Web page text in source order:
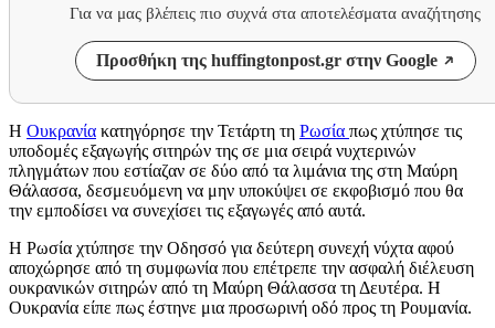
Για να μας βλέπεις πιο συχνά στα αποτελέσματα αναζήτησης
Προσθήκη της huffingtonpost.gr στην Google
Η Ουκρανία κατηγόρησε την Τετάρτη τη Ρωσία πως χτύπησε τις
υποδομές εξαγωγής σιτηρών της σε μια σειρά νυχτερινών
πληγμάτων που εστίαζαν σε δύο από τα λιμάνια της στη Μαύρη
Θάλασσα, δεσμευόμενη να μην υποκύψει σε εκφοβισμό που θα
την εμποδίσει να συνεχίσει τις εξαγωγές από αυτά.
Η Ρωσία χτύπησε την Οδησσό για δεύτερη συνεχή νύχτα αφού
αποχώρησε από τη συμφωνία που επέτρεπε την ασφαλή διέλευση
ουκρανικών σιτηρών από τη Μαύρη Θάλασσα τη Δευτέρα. Η
Ουκρανία είπε πως έστηνε μια προσωρινή οδό προς τη Ρουμανία.